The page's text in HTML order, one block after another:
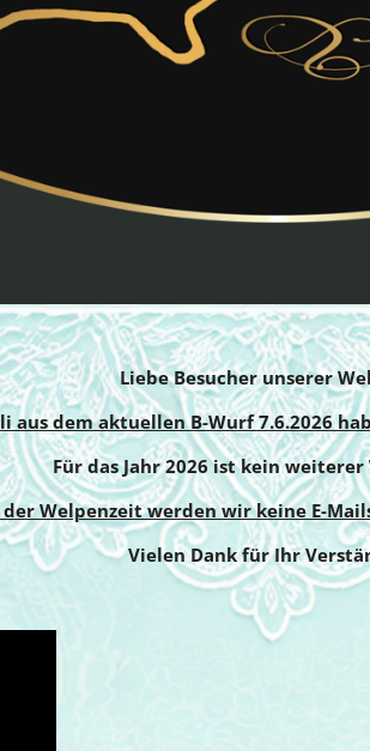
Liebe Besucher unserer
aus dem aktuellen B-Wurf 7.6.2026
Für das Jahr 2026 ist kein
Welpenzeit werden wir keine E-
Vielen Dank für Ihr